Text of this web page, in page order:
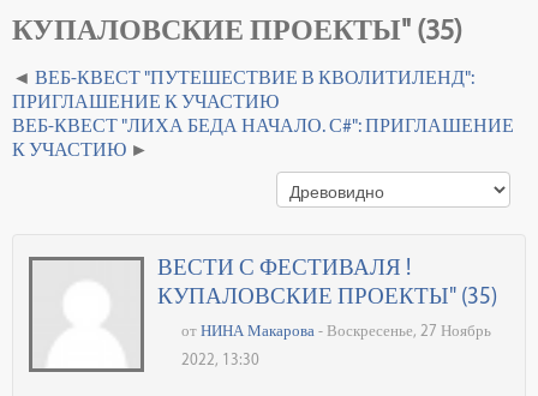
КУПАЛОВСКИЕ ПРОЕКТЫ" (35)
ВЕБ-КВЕСТ "ПУТЕШЕСТВИЕ В КВОЛИТИЛЕНД":
ПРИГЛАШЕНИЕ К УЧАСТИЮ
ВЕБ-КВЕСТ "ЛИХА БЕДА НАЧАЛО. С#": ПРИГЛАШЕНИЕ
К УЧАСТИЮ
ВЕСТИ С ФЕСТИВАЛЯ !
КУПАЛОВСКИЕ ПРОЕКТЫ" (35)
от НИНА Макарова - Воскресенье, 27 Ноябрь
2022, 13:30